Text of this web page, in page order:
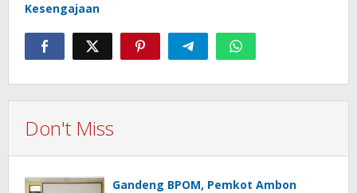
Kesengajaan
Don't Miss
Gandeng BPOM, Pemkot Ambon